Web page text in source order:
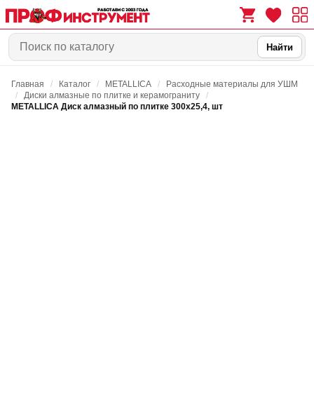
0 0
Найти
Главная / Каталог / METALLICA /
Расходные материалы для УШМ
/
Диски алмазные по плитке и керамограниту
/
METALLICA Диск алмазный по плитке 300х25,4, шт